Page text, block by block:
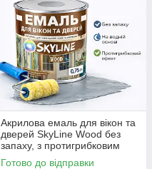
Акрилова емаль для вікон та
дверей SkyLine Wood без
запаху, з протигрибковим
ефектом, сіра, 0.75 л
Готово до відправки